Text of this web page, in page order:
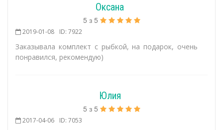
Оксана
5 з 5
2019-01-08 ID: 7922
Заказывала комплект с рыбкой, на подарок, очень
понравился, рекомендую)
Юлия
5 з 5
2017-04-06 ID: 7053